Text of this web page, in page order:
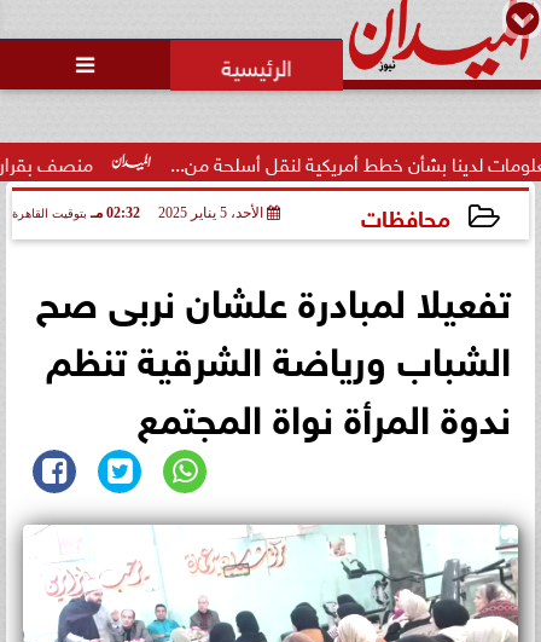

منصف بقرار يلتحق بشأن خطط أمريكية لنقل أسلحة من...
محافظات الأحد، 5 يناير 2025 02:32 مـ بتوقيت القاهرة
تفعيلا لمبادرة علشان نربى صح
الشباب ورياضة الشرقية تنظم
ندوة المرأة نواة المجتمع